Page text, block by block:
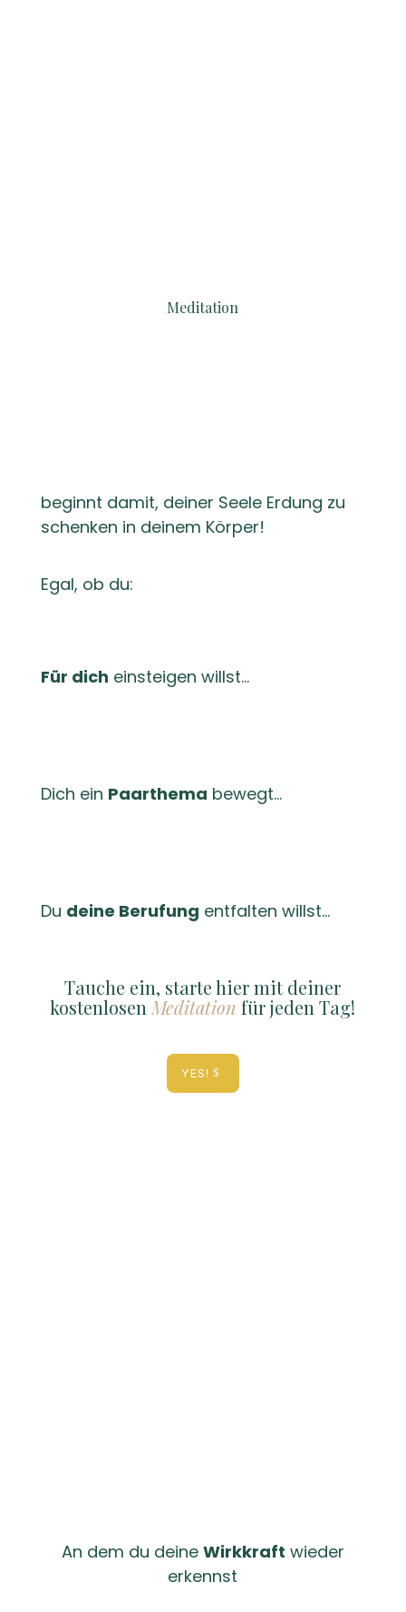
Meditation
beginnt damit, deiner Seele Erdung zu
schenken in deinem Körper!
Egal, ob du:
Für dich einsteigen willst…
Dich ein Paarthema bewegt…
Du deine Berufung entfalten willst…
Tauche ein, starte hier mit deiner
kostenlosen Meditation für jeden Tag!
YES!
An dem du deine Wirkkraft wieder
erkennst